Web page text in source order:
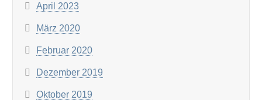
April 2023
März 2020
Februar 2020
Dezember 2019
Oktober 2019